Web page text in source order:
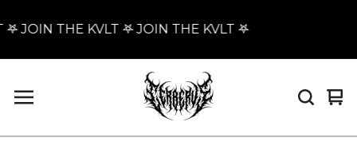
JOIN THE KVLT 𖤐 JOIN THE KVLT 𖤐
0